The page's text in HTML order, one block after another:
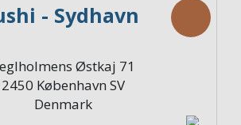
- Sydhavn
Østkaj 71
2450 København SV
Denmark